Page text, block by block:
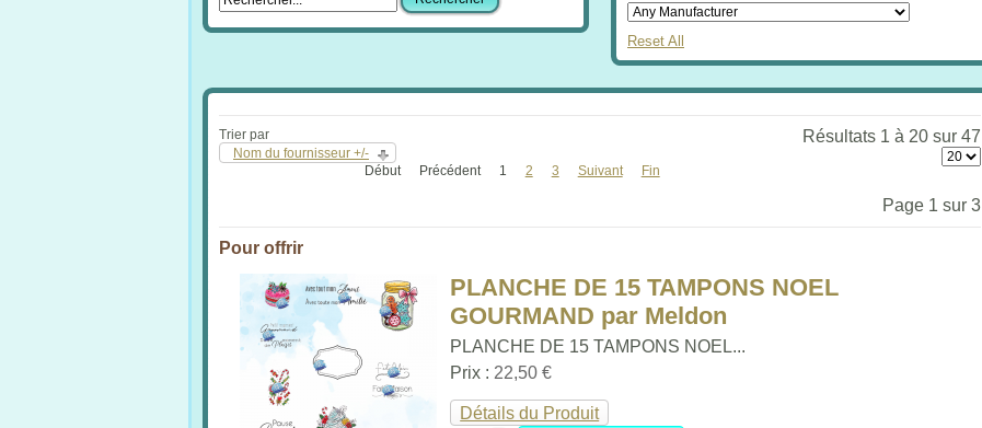
Reset All
Trier par
Nom du fournisseur +/-
Résultats 1 à 20 sur 47
Début Précédent 1 2 3 Suivant Fin
Page 1 sur 3
Pour offrir
PLANCHE DE 15 TAMPONS NOEL
GOURMAND par Meldon
PLANCHE DE 15 TAMPONS NOEL...
Prix : 22,50 €
Détails du Produit